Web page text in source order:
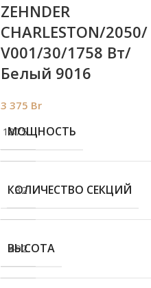
1875
32
492
ZEHNDER
CHARLESTON/2050/
V001/30/1758 Вт/
Белый 9016
3 375 Br
МОЩНОСТЬ
КОЛИЧЕСТВО СЕКЦИЙ
ВЫСОТА